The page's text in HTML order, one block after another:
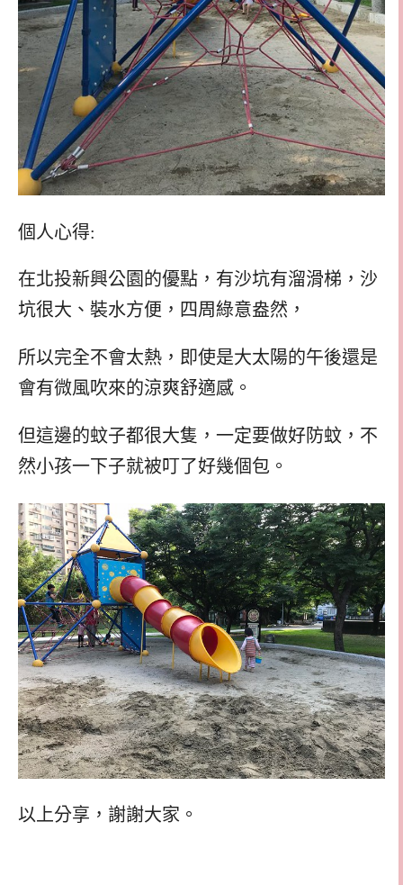
個人心得:
在北投新興公園的優點，有沙坑有溜滑梯，沙
坑很大、裝水方便，四周綠意盎然，
所以完全不會太熱，即使是大太陽的午後還是
會有微風吹來的涼爽舒適感。
但這邊的蚊子都很大隻，一定要做好防蚊，不
然小孩一下子就被叮了好幾個包。
以上分享，謝謝大家。